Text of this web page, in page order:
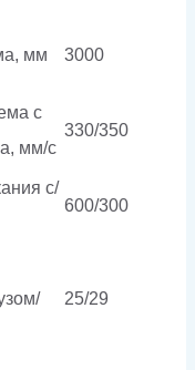
мм 3000
с
мм/с
330/350
c/
600/300
25/29